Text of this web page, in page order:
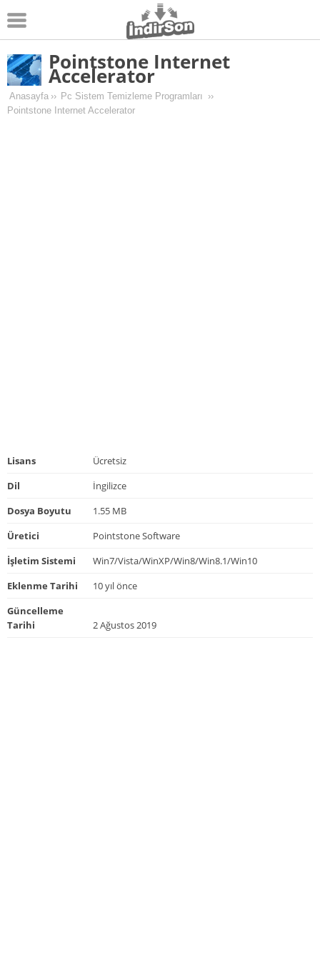
Android
Pc Oyunları
Windows
Pointstone Internet
Accelerator
Anasayfa ›› Pc Sistem Temizleme Programları ››
Pointstone Internet Accelerator
Lisans
Ücretsiz
Dil
İngilizce
Dosya Boyutu
1.55 MB
Üretici
Pointstone Software
İşletim Sistemi
Win7/Vista/WinXP/Win8/Win8.1/Win10
Eklenme Tarihi
10 yıl önce
Güncelleme
Tarihi
2 Ağustos 2019